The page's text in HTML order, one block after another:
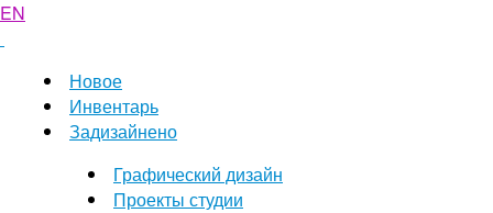
EN
Новое
Инвентарь
Задизайнено
Графический дизайн
Проекты студии